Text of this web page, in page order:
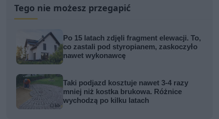
Tego nie możesz przegapić
Po 15 latach zdjęli fragment elewacji. To,
co zastali pod styropianem, zaskoczyło
nawet wykonawcę
Taki podjazd kosztuje nawet 3-4 razy
mniej niż kostka brukowa. Różnice
wychodzą po kilku latach